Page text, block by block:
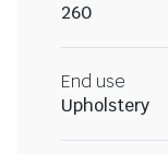
260
End use
Upholstery